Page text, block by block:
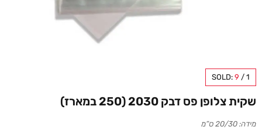
SOLD: 9 / 1
שקית צלופן פס דבק 2030 (250 במארז)
מידה: 20/30 ס”מ